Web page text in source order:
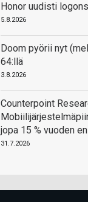
Honor uudisti
5.8.2026
Doom pyörii nyt
64:llä
3.8.2026
Counterpoint
jopa 15 % vuoden
31.7.2026